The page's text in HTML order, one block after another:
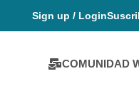
Sign up / Login
COMUNIDAD